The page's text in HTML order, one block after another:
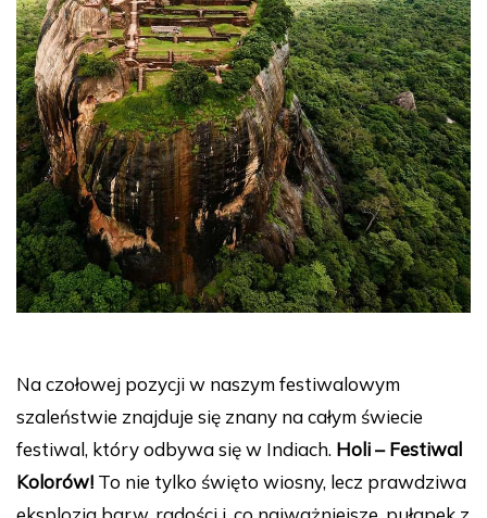
Na czołowej pozycji w naszym festiwalowym
szaleństwie znajduje się znany na całym świecie
festiwal, który odbywa się w Indiach. Holi – Festiwal
Kolorów! To nie tylko święto wiosny, lecz prawdziwa